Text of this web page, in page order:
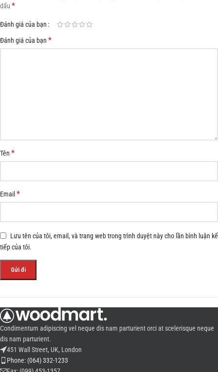
dấu *
Đánh giá của bạn
Đánh giá của bạn *
Tên *
Email *
Lưu tên của tôi, email, và trang web trong trình duyệt này cho lần bình luận kế
tiếp của tôi.
Condimentum adipiscing vel neque dis nam parturient orci at scelerisque neque
dis nam parturient.
451 Wall Street, UK, London
Phone: (064) 332-1233